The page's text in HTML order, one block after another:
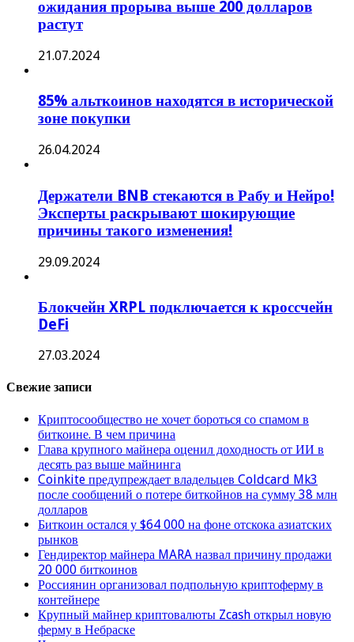
ожидания прорыва выше 200 долларов
растут
21.07.2024
85% альткоинов находятся в исторической
зоне покупки
26.04.2024
Держатели BNB стекаются в Рабу и Нейро!
Эксперты раскрывают шокирующие
причины такого изменения!
29.09.2024
Блокчейн XRPL подключается к кроссчейн
DeFi
27.03.2024
Свежие записи
Криптосообщество не хочет бороться со спамом в
биткоине. В чем причина
Глава крупного майнера оценил доходность от ИИ в
десять раз выше майнинга
Coinkite предупреждает владельцев Coldcard Mk3
после сообщений о потере биткойнов на сумму 38 млн
долларов
Биткоин остался у $64 000 на фоне отскока азиатских
рынков
Гендиректор майнера MARA назвал причину продажи
20 000 биткоинов
Россиянин организовал подпольную криптоферму в
контейнере
Крупный майнер криптовалюты Zcash открыл новую
ферму в Небраске